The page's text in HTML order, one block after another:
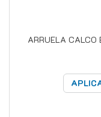
ARRUELA CALCO